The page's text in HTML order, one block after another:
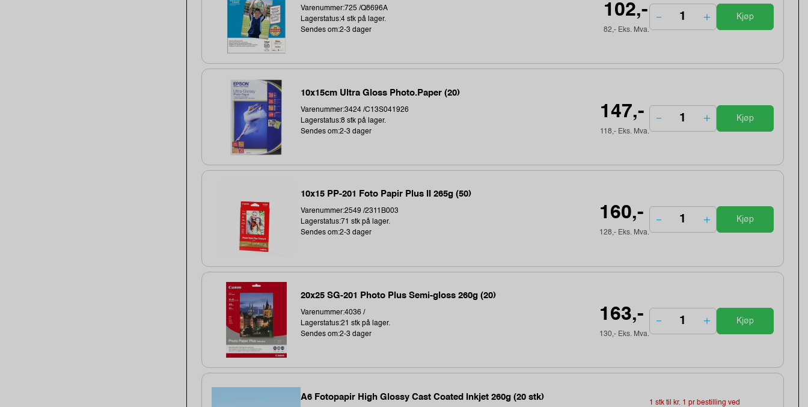
Varenummer:725 /Q8696A
Lagerstatus:4 stk på lager.
Sendes om:2-3 dager
102,-
82,- Eks. Mva.
Kjøp
10x15cm Ultra Gloss Photo.Paper (20)
Varenummer:3424 /C13S041926
Lagerstatus:8 stk på lager.
Sendes om:2-3 dager
147,-
118,- Eks. Mva.
Kjøp
10x15 PP-201 Foto Papir Plus II 265g (50)
Varenummer:2549 /2311B003
Lagerstatus:71 stk på lager.
Sendes om:2-3 dager
160,-
128,- Eks. Mva.
Kjøp
20x25 SG-201 Photo Plus Semi-gloss 260g (20)
Varenummer:4036 /
Lagerstatus:21 stk på lager.
Sendes om:2-3 dager
163,-
130,- Eks. Mva.
Kjøp
A6 Fotopapir High Glossy Cast Coated Inkjet 260g (20 stk)
1 stk til kr. 1 pr bestilling ved